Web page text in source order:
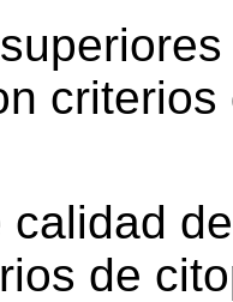
calidad
de